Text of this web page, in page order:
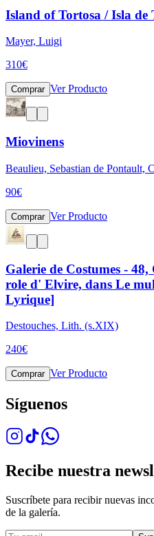
Island of Tortosa / Isla de
Mayer, Luigi
310€
Comprar Ver Producto
Miovinens
Beaulieu, Sebastian de Pontault,
90€
Comprar Ver Producto
Galerie de Costumes -
role d' Elvire, dans Le
Lyrique]
Destouches, Lith. (s.XIX)
240€
Comprar Ver Producto
Síguenos
Recibe nuestra
Suscríbete para recibir nuevas
de la galería.